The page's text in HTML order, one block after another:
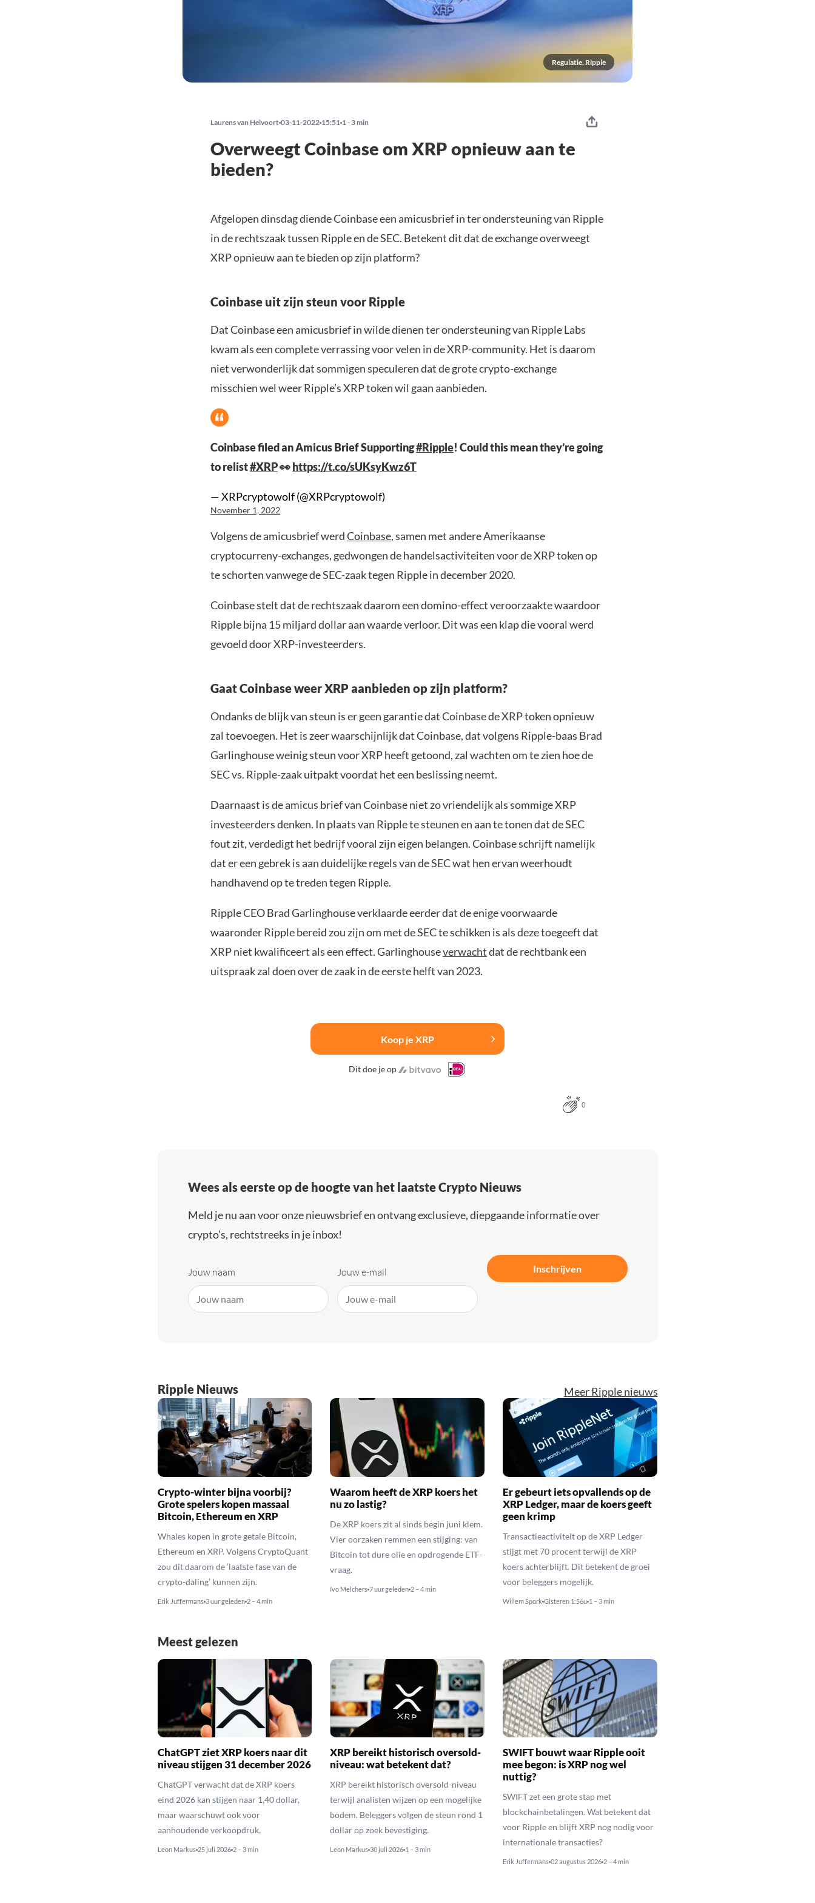
Regulatie, Ripple
Laurens van Helvoort 03-11-2022 15:51 1 - 3 min
Overweegt Coinbase om XRP opnieuw aan te
bieden?
Afgelopen dinsdag diende Coinbase een amicusbrief in ter ondersteuning van Ripple
in de rechtszaak tussen Ripple en de SEC. Betekent dit dat de exchange overweegt
XRP opnieuw aan te bieden op zijn platform?
Coinbase uit zijn steun voor Ripple
Dat Coinbase een ​​amicusbrief in wilde dienen ter ondersteuning van Ripple Labs
kwam als een complete verrassing voor velen in de XRP-community. Het is daarom
niet verwonderlijk dat sommigen speculeren dat de grote crypto-exchange
misschien wel weer Ripple’s XRP token wil gaan aanbieden.
Coinbase filed an Amicus Brief Supporting#Ripple! Could this mean they’re going
to relist#XRP👀https://t.co/sUKsyKwz6T
— XRPcryptowolf (@XRPcryptowolf)
November 1, 2022
Volgens de amicusbrief werdCoinbase, samen met andere Amerikaanse
cryptocurreny-exchanges, gedwongen de handelsactiviteiten voor de XRP token op
te schorten vanwege de SEC-zaak tegen Ripple in december 2020.
Coinbase stelt dat de rechtszaak daarom een domino-effect veroorzaakte waardoor
Ripple bijna 15 miljard dollar aan waarde verloor. Dit was een klap die vooral werd
gevoeld door XRP-investeerders.
Gaat Coinbase weer XRP aanbieden op zijn platform?
Ondanks de blijk van steun is er geen garantie dat Coinbase de XRP token opnieuw
zal toevoegen. Het is zeer waarschijnlijk dat Coinbase, dat volgens Ripple-baas Brad
Garlinghouse weinig steun voor XRP heeft getoond, zal wachten om te zien hoe de
SEC vs. Ripple-zaak uitpakt voordat het een beslissing neemt.
Daarnaast is de amicus brief van Coinbase niet zo vriendelijk als sommige XRP
investeerders denken. In plaats van Ripple te steunen en aan te tonen dat de SEC
fout zit, verdedigt het bedrijf vooral zijn eigen belangen. Coinbase schrijft namelijk
dat er een gebrek is aan duidelijke regels van de SEC wat hen ervan weerhoudt
handhavend op te treden tegen Ripple.
Ripple CEO Brad Garlinghouse verklaarde eerder dat de enige voorwaarde
waaronder Ripple bereid zou zijn om met de SEC te schikken is als deze toegeeft dat
XRP niet kwalificeert als een effect. Garlinghouseverwachtdat de rechtbank een
uitspraak zal doen over de zaak in de eerste helft van 2023.
Koop je XRP
Dit doe je op
0
Wees als eerste op de hoogte van het laatste Crypto Nieuws
Meld je nu aan voor onze nieuwsbrief en ontvang exclusieve, diepgaande informatie over
crypto’s, rechtstreeks in je inbox!
Jouw naam Jouw e-mail Inschrijven
Ripple Nieuws Meer Ripple nieuws
Crypto-winter bijna voorbij?
Grote spelers kopen massaal
Bitcoin, Ethereum en XRP
Whales kopen in grote getale Bitcoin,
Ethereum en XRP. Volgens CryptoQuant
zou dit daarom de ‘laatste fase van de
crypto-daling’ kunnen zijn.
Erik Juffermans 3 uur geleden 2 – 4 min
Waarom heeft de XRP koers het
nu zo lastig?
De XRP koers zit al sinds begin juni klem.
Vier oorzaken remmen een stijging: van
Bitcoin tot dure olie en opdrogende ETF-
vraag.
Ivo Melchers 7 uur geleden 2 – 4 min
Er gebeurt iets opvallends op de
XRP Ledger, maar de koers geeft
geen krimp
Transactieactiviteit op de XRP Ledger
stijgt met 70 procent terwijl de XRP
koers achterblijft. Dit betekent de groei
voor beleggers mogelijk.
Willem Spork Gisteren 1:56u 1 – 3 min
Meest gelezen
ChatGPT ziet XRP koers naar dit
niveau stijgen 31 december 2026
ChatGPT verwacht dat de XRP koers
eind 2026 kan stijgen naar 1,40 dollar,
maar waarschuwt ook voor
aanhoudende verkoopdruk.
Leon Markus 25 juli 2026 2 – 3 min
XRP bereikt historisch oversold-
niveau: wat betekent dat?
XRP bereikt historisch oversold-niveau
terwijl analisten wijzen op een mogelijke
bodem. Beleggers volgen de steun rond 1
dollar op zoek bevestiging.
Leon Markus 30 juli 2026 1 – 3 min
SWIFT bouwt waar Ripple ooit
mee begon: is XRP nog wel
nuttig?
SWIFT zet een grote stap met
blockchainbetalingen. Wat betekent dat
voor Ripple en blijft XRP nog nodig voor
internationale transacties?
Erik Juffermans 02 augustus 2026 2 – 4 min